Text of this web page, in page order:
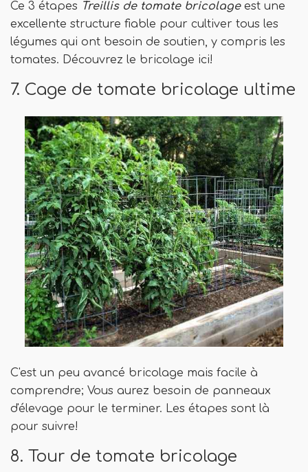
Ce 3 étapes Treillis de tomate bricolageest une
excellente structure fiable pour cultiver tous les
légumes qui ont besoin de soutien, y compris les
tomates. Découvrez le bricolage ici!
7. Cage de tomate bricolage ultime
C'est un peu avancé bricolage mais facile à
comprendre; Vous aurez besoin de panneaux
d'élevage pour le terminer. Les étapes sont là
pour suivre!
8. Tour de tomate bricolage